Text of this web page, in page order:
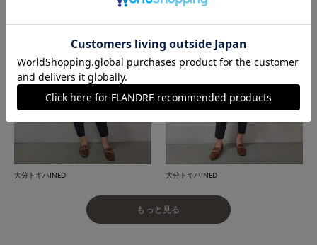
大分トキハINED 大分トキハINED
もっと見る